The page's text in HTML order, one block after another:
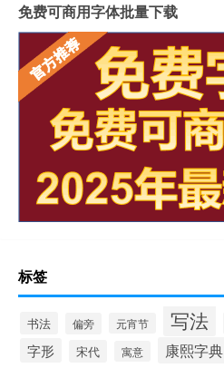
免费可商用字体批量下载
标签
书法 偏旁 元宵节 写法
字形 宋代 寓意 康熙字典